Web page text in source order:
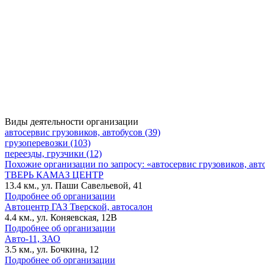
Виды деятельности организации
автосервис грузовиков, автобусов (39)
грузоперевозки (103)
переезды, грузчики (12)
Похожие организации по запросу: «автосервис грузовиков,
ТВЕРЬ КАМАЗ ЦЕНТР
13.4 км., ул. Паши Савельевой, 41
Подробнее об организации
Автоцентр ГАЗ Тверской, автосалон
4.4 км., ул. Коняевская, 12В
Подробнее об организации
Авто-11, ЗАО
3.5 км., ул. Бочкина, 12
Подробнее об организации